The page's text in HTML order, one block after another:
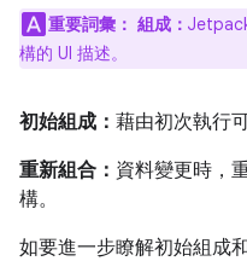
重要詞彙： 組成：
構的 UI 描述。
初始組成： 藉由初次執行
重新組合： 資料變更時，
構。
如要進一步瞭解初始組成